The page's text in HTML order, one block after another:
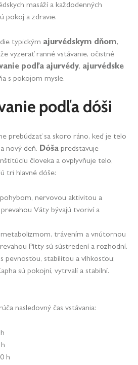
masáží a každodenných
pokoj a zdravie.
typickým ajurvédskym dňom,
vyzerať ranné vstávanie, očistné
podľa ajurvédy, ajurvédske
s pokojom mysle.
podľa dóši
prebúdzať sa skoro ráno, keď je telo
nový deň. Dóša predstavuje
človeka a ovplyvňuje telo,
tri hlavné dóše:
pohybom, nervovou aktivitou a
Váty bývajú tvoriví a
metabolizmom, trávením a vnútornou
Pitty sú sústredení a rozhodní.
s pevnosťou, stabilitou a vlhkosťou;
sú pokojní, vytrvalí a stabilní.
nasledovný čas vstávania:
h